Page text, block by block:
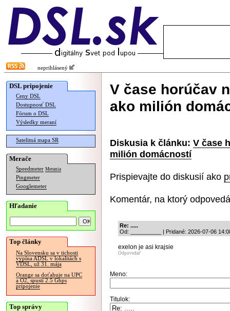
neprihlásený
DSL pripojenie
Ceny DSL
Dostupnosť DSL
Fórum o DSL
Výsledky meraní
Satelitná mapa SR
Merače
Speedmeter Merania
Pingmeter
Googlemeter
Hľadanie
Top články
Na Slovensku sa v tichosti
vypína ADSL v lokalitách s
VDSL, už 31. mája
Orange sa doťahuje na UPC
a O2, spustí 2.5 Gbps
pripojenie
Top správy
V čase horúčav
ako milión
Diskusia k článku: V čase
milión domácností
Prispievajte do diskusií ako
Komentár, na ktorý
Re: .....
Od: __________ | Pridané: 2026-07-06
exelon je asi krajsie
Odpovedať
Meno:
Titulok: